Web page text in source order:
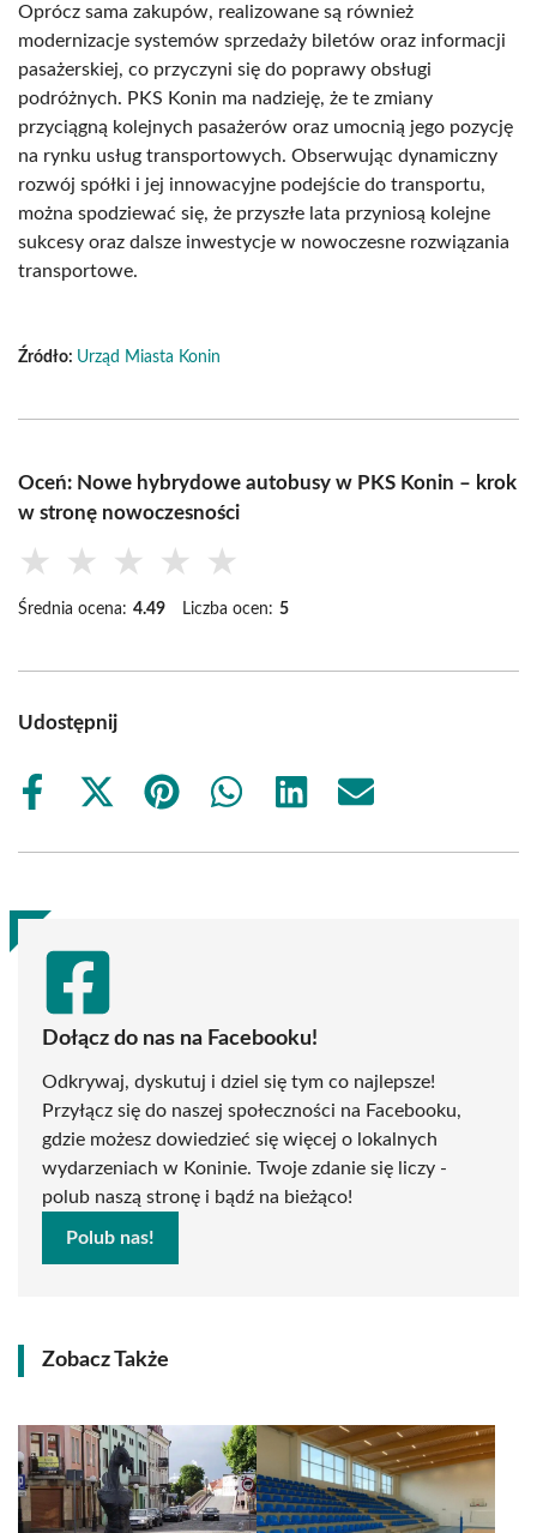
Oprócz sama zakupów, realizowane są również
modernizacje systemów sprzedaży biletów oraz informacji
pasażerskiej, co przyczyni się do poprawy obsługi
podróżnych. PKS Konin ma nadzieję, że te zmiany
przyciągną kolejnych pasażerów oraz umocnią jego pozycję
na rynku usług transportowych. Obserwując dynamiczny
rozwój spółki i jej innowacyjne podejście do transportu,
można spodziewać się, że przyszłe lata przyniosą kolejne
sukcesy oraz dalsze inwestycje w nowoczesne rozwiązania
transportowe.
Źródło: Urząd Miasta Konin
Oceń: Nowe hybrydowe autobusy w PKS Konin – krok
w stronę nowoczesności
★ ★ ★ ★ ★
Średnia ocena: 4.49 Liczba ocen: 5
Udostępnij
Share
Share
(Twitter)
Share
Share
Share
Share
Dołącz do nas na Facebooku!
Odkrywaj, dyskutuj i dziel się tym co najlepsze!
Przyłącz się do naszej społeczności na Facebooku,
gdzie możesz dowiedzieć się więcej o lokalnych
wydarzeniach w Koninie. Twoje zdanie się liczy -
polub naszą stronę i bądź na bieżąco!
Polub nas!
Zobacz Także